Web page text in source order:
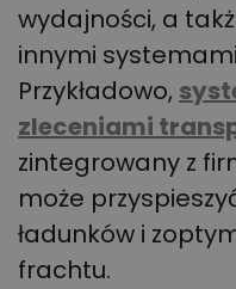
wydajności, a
innymi
Przykładowo,
zleceniami
zintegrowany z
może
ładunków i
frachtu.